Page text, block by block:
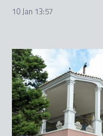
10 Jan 13:57